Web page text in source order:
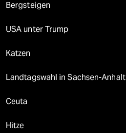
Bergsteigen
USA unter Trump
Katzen
Landtagswahl in Sachsen-Anhalt
Ceuta
Hitze